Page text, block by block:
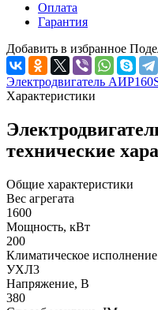
Оплата
Гарантия
Добавить в избранное
Электродвигатель
Характеристики
технические
Общие характеристики
Вес агрегата
1600
Мощность, кВт
200
Климатическое исполнение
УХЛ3
Напряжение, В
380